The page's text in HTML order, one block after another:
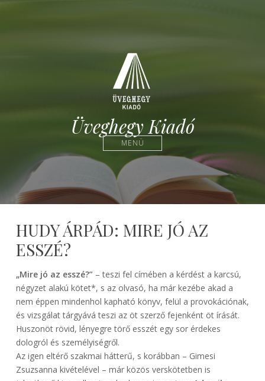
Üveghegy Kiadó
MENÜ
HUDY ÁRPÁD: MIRE JÓ AZ
ESSZÉ?
„Mire jó az esszé?”– teszi fel címében a kérdést a karcsú,
négyzet alakú kötet*, s az olvasó, ha már kezébe akad a
nem éppen mindenhol kapható könyv, felül a provokációnak,
és vizsgálat tárgyává teszi az öt szerző fejenként öt írását.
Huszonöt rövid, lényegre törő esszét egy sor érdekes
dologról és személyiségről.
Az igen eltérő szakmai hátterű, s korábban – Gimesi
Zsuzsanna kivételével – már közös verskötetben is